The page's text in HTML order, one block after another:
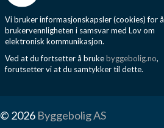
Vi bruker informasjonskapsler (cookies) for
brukervennligheten i samsvar med Lov om
elektronisk kommunikasjon.
Ved at du fortsetter å brukebyggebolig.no,
forutsetter vi at du samtykker til dette.
© 2026 Byggebolig AS